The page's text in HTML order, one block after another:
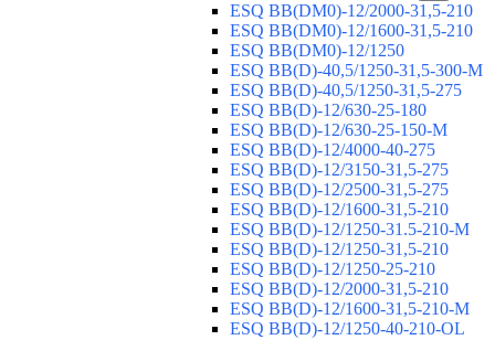
ESQ ВВ(DM0)-12/2000-31,5-210
ESQ ВВ(DM0)-12/1600-31,5-210
ESQ ВВ(DM0)-12/1250
ESQ ВВ(D)-40,5/1250-31,5-300-М
ESQ ВВ(D)-40,5/1250-31,5-275
ESQ ВВ(D)-12/630-25-180
ESQ ВВ(D)-12/630-25-150-М
ESQ ВВ(D)-12/4000-40-275
ESQ ВВ(D)-12/3150-31,5-275
ESQ ВВ(D)-12/2500-31,5-275
ESQ ВВ(D)-12/1600-31,5-210
ESQ ВВ(D)-12/1250-31.5-210-М
ESQ ВВ(D)-12/1250-31,5-210
ESQ ВВ(D)-12/1250-25-210
ESQ BB(D)-12/2000-31,5-210
ESQ BB(D)-12/1600-31,5-210-М
ESQ BB(D)-12/1250-40-210-OL